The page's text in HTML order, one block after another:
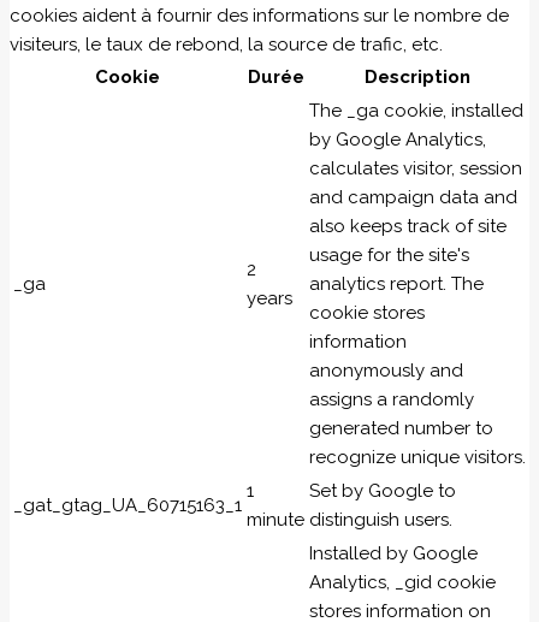
cookies aident à fournir des informations sur le nombre de
visiteurs, le taux de rebond, la source de trafic, etc.
Cookie
Durée Description
_ga
2
years
The _ga cookie, installed
by Google Analytics,
calculates visitor, session
and campaign data and
also keeps track of site
usage for the site's
analytics report. The
cookie stores
information
anonymously and
assigns a randomly
generated number to
recognize unique visitors.
_gat_gtag_UA_60715163_1
1
minute
Set by Google to
distinguish users.
Installed by Google
Analytics, _gid cookie
stores information on